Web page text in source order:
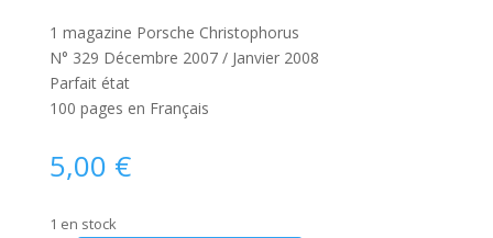
1 magazine Porsche Christophorus
N° 329 Décembre 2007 / Janvier 2008
Parfait état
100 pages en Français
5,00 €
1 en stock